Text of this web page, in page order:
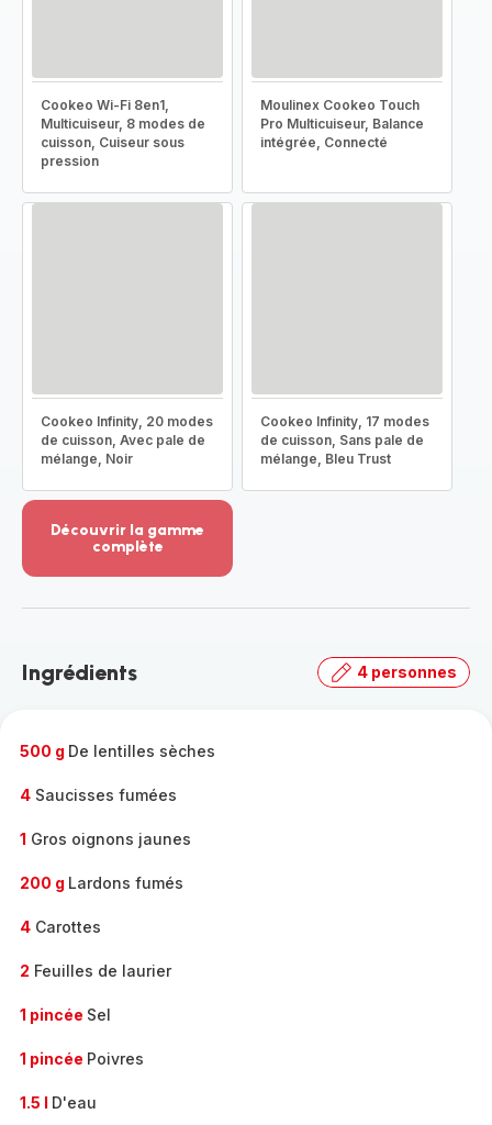
Cookeo Wi-Fi 8en1,
Multicuiseur, 8 modes de
cuisson, Cuiseur sous
pression
Moulinex Cookeo Touch
Pro Multicuiseur, Balance
intégrée, Connecté
Cookeo Infinity, 20 modes
de cuisson, Avec pale de
mélange, Noir
Cookeo Infinity, 17 modes
de cuisson, Sans pale de
mélange, Bleu Trust
Découvrir la gamme
complète
-
gamme
Ingrédients 4 personnes
500 g De lentilles sèches
4 Saucisses fumées
1 Gros oignons jaunes
200 g Lardons fumés
4 Carottes
2 Feuilles de laurier
1 pincée Sel
1 pincée Poivres
1.5 l D'eau